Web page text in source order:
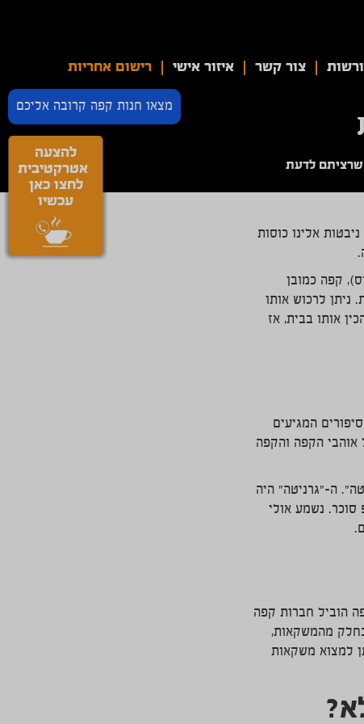
צור קשר איזור אישי רישום אחריות
שרציתם לדעת
אלינו כוסות
קפה כמובן
ניתן לרכוש אותו
אותו בבית, אז
המגיעים
אוהבי הקפה והקפה
ה-"גרניטה" היה
סוכר. נשמע אולי
הוביל חברות קפה
בחלק מהמשקאות,
למצוא משקאות
מצאו חנות קפה קרובה אליכם
להצעה
אטרקטיבית
לחצו כאן
עכשיו